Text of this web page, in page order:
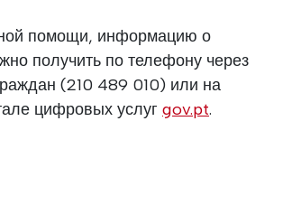
помощи, информацию о
получить по телефону через
(210 489 010) или на
цифровых услуг gov.pt.